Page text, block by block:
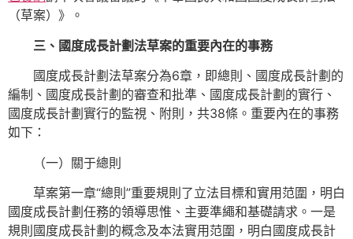
（草案）》。
三、國度成長計劃法草案的重要內在的事務
國度成長計劃法草案分為6章，即總則、國度成長計劃的
編制、國度成長計劃的審查和批準、國度成長計劃的實行、
國度成長計劃實行的監視、附則，共38條。重要內在的事務
如下：
（一）關于總則
草案第一章“總則”重要規則了立法目標和實用范圍，明白
國度成長計劃任務的領導思惟、主要準繩和基礎請求。一是
規則國度成長計劃的概念及本法實用范圍，明白國度成長計